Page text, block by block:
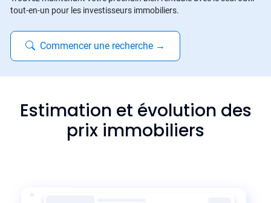
tout-en-un pour les investisseurs immobiliers.
Commencer une recherche →
Estimation et évolution des
prix immobiliers